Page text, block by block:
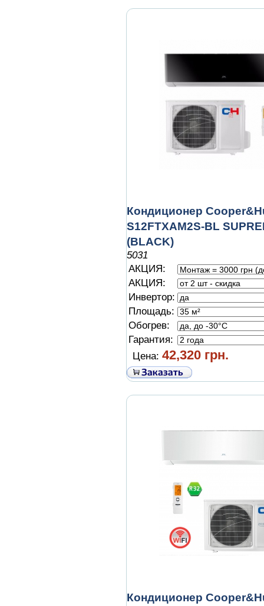
Кондиционер
S12FTXAM2S-BL
(BLACK)
5031
АКЦИЯ:
АКЦИЯ:
Инвертор:
Площадь:
Обогрев:
Гарантия:
Цена: 42,320 грн.
Кондиционер